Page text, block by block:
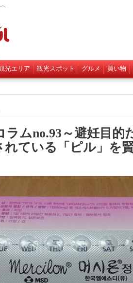
へ
光エリア 観光スポット グルメ 買い物
ラムno.93～避妊目的
れている「ピル」を